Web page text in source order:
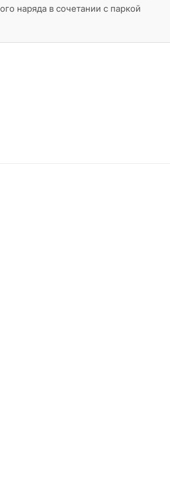
наряда в сочетании с паркой